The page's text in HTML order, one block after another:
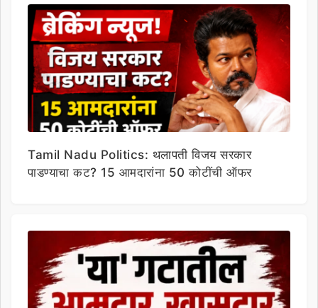
Tamil Nadu Politics: थलापती विजय सरकार
पाडण्याचा कट? 15 आमदारांना 50 कोटींची ऑफर